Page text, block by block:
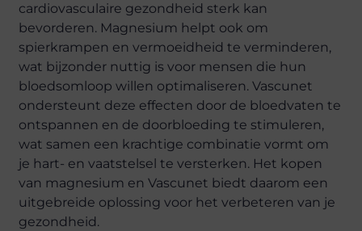
cardiovasculaire gezondheid sterk kan
bevorderen. Magnesium helpt ook om
spierkrampen en vermoeidheid te verminderen,
wat bijzonder nuttig is voor mensen die hun
bloedsomloop willen optimaliseren. Vascunet
ondersteunt deze effecten door de bloedvaten te
ontspannen en de doorbloeding te stimuleren,
wat samen een krachtige combinatie vormt om
je hart- en vaatstelsel te versterken. Het kopen
van magnesium en Vascunet biedt daarom een
uitgebreide oplossing voor het verbeteren van je
gezondheid.